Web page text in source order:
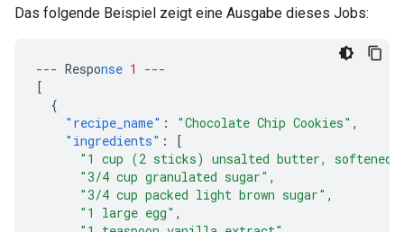
Das folgende Beispiel zeigt eine Ausgabe dieses Jobs:
--- Response 1
---
[
{
"recipe_name" : "Chocolate Chip Cookies" ,
"ingredients" :
[
"1 cup (2 sticks) unsalted butter, softened"
"3/4 cup granulated sugar" ,
"3/4 cup packed light brown sugar" ,
"1 large egg" ,